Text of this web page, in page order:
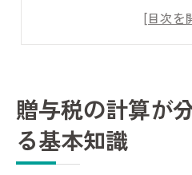
贈与税の基礎控除
福岡市の贈与税申
贈与税申告時の注
贈与税の計算が
る基本知識